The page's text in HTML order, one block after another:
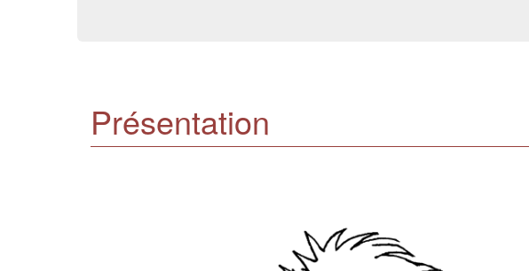
Présentation